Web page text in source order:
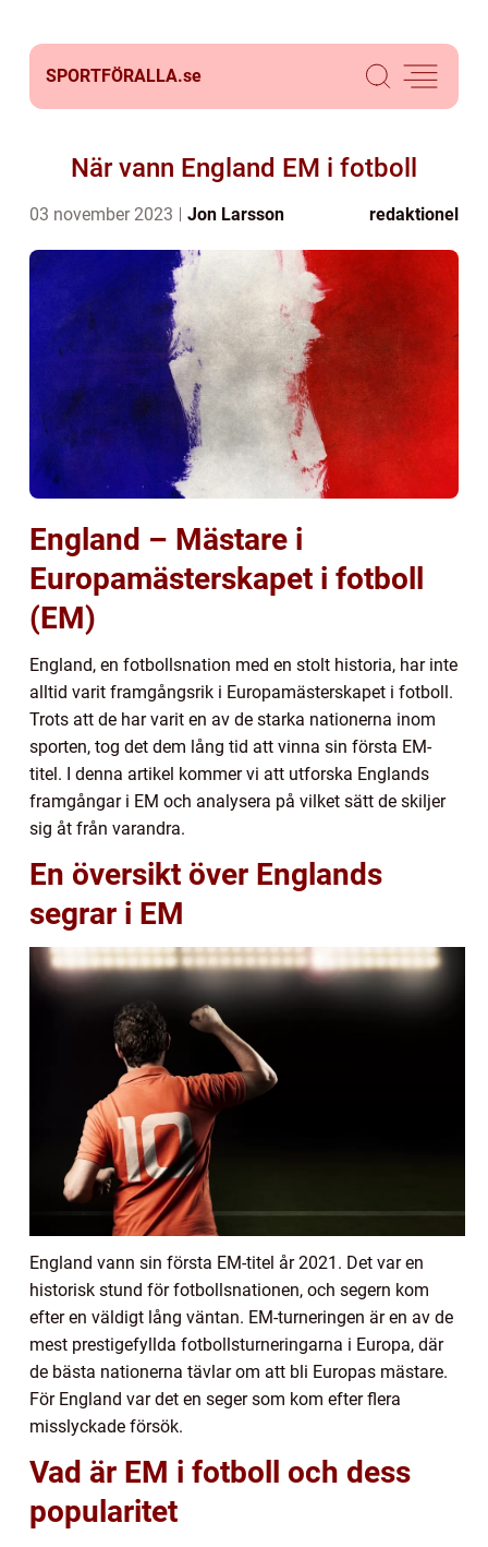
SPORTFÖRALLA.se
När vann England EM i fotboll
03 november 2023 Jon Larsson redaktionel
England – Mästare i
Europamästerskapet i fotboll
(EM)
England, en fotbollsnation med en stolt historia, har inte
alltid varit framgångsrik i Europamästerskapet i fotboll.
Trots att de har varit en av de starka nationerna inom
sporten, tog det dem lång tid att vinna sin första EM-
titel. I denna artikel kommer vi att utforska Englands
framgångar i EM och analysera på vilket sätt de skiljer
sig åt från varandra.
En översikt över Englands
segrar i EM
England vann sin första EM-titel år 2021. Det var en
historisk stund för fotbollsnationen, och segern kom
efter en väldigt lång väntan. EM-turneringen är en av de
mest prestigefyllda fotbollsturneringarna i Europa, där
de bästa nationerna tävlar om att bli Europas mästare.
För England var det en seger som kom efter flera
misslyckade försök.
Vad är EM i fotboll och dess
popularitet